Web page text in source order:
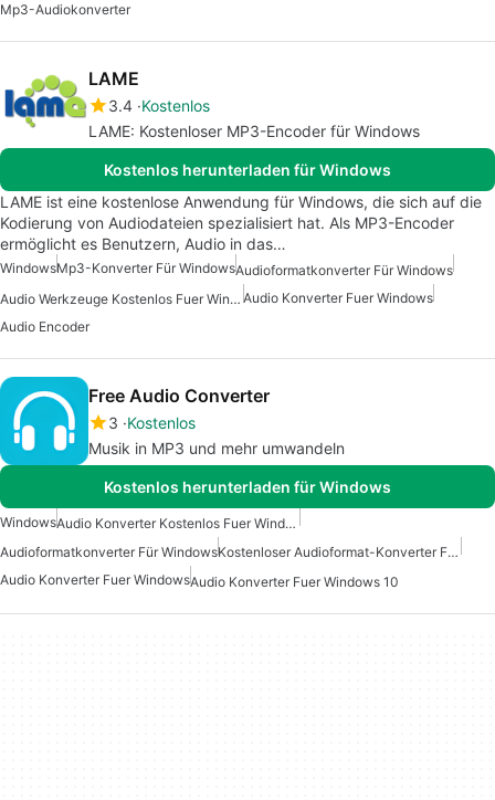
Mp3-Audiokonverter
LAME
3.4 Kostenlos
LAME: Kostenloser MP3-Encoder für Windows
Kostenlos herunterladen für Windows
LAME ist eine kostenlose Anwendung für Windows, die sich auf die
Kodierung von Audiodateien spezialisiert hat. Als MP3-Encoder
ermöglicht es Benutzern, Audio in das…
WindowsMp3-Konverter Für WindowsAudioformatkonverter Für Windows
Audio Werkzeuge Kostenlos Fuer Windows Audio Konverter Fuer Windows
Audio Encoder
Free Audio Converter
3 Kostenlos
Musik in MP3 und mehr umwandeln
Kostenlos herunterladen für Windows
Windows
Audio Konverter Kostenlos Fuer Windows
Audioformatkonverter Für Windows
Kostenloser Audioformat-Konverter Für Windows
Audio Konverter Fuer WindowsAudio Konverter Fuer Windows 10